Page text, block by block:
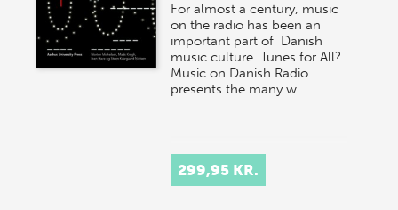
For almost a century, music
on the radio has been an
important part of Danish
music culture. Tunes for All?
Music on Danish Radio
presents the many w…
299,95 KR.